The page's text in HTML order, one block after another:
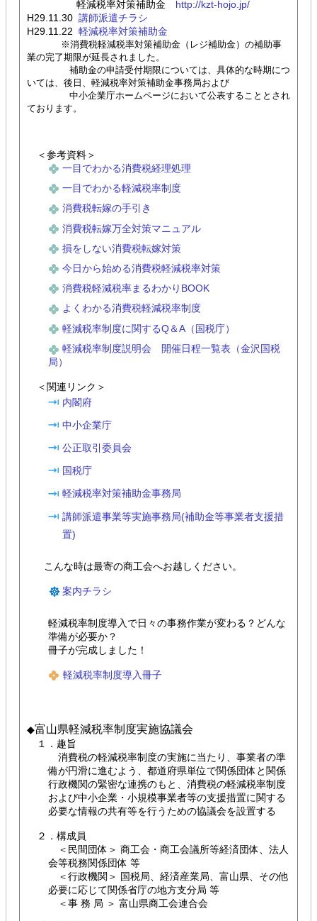
軽減税率対策補助金 http://kzt-hojo.jp/
H29.11.30 講師派遣チラシ
H29.11.22 軽減税率対策補助金
※消費税軽減税率対策補助金（レジ補助金）の補助事
業の完了期限が延長されました。
補助金の申請受付期限については、具体的な時期につ
いては、後日、軽減税率対策補助金事務局および
中小企業庁ホームページにおいて公表することとされ
ております。
＜参考資料＞
一目でわかる消費税経理処理
一目でわかる軽減税率制度
消費税転嫁の手引き
消費税転嫁万全対策マニュアル
損をしない消費税転嫁対策
今日から始める消費税軽減税率対策
消費税軽減税率まるわかりBOOK
よくわかる消費税軽減税率制度
軽減税率制度に関するQ＆A（国税庁）
軽減税率制度説明会 開催日程一覧表（金沢国税
局）
＜関連リンク＞
内閣府
中小企業庁
公正取引委員会
国税庁
軽減税率対策補助金事務局
講師派遣事業等実施事務局(補助金等事業者支援措
置)
こんな時は最寄の商工会へお越しください。
案内チラシ
軽減税率制度導入で日々の事務作業が変わる？どんな
準備が必要か？
冊子が完成しました！
軽減税率制度導入冊子
◆富山県軽減税率制度実施協議会
１．趣旨
消費税の軽減税率制度の実施に当たり、事業者の準
備が円滑に進むよう、都道府県単位で関係団体と関係
行政機関の緊密な連携のもと、消費税の軽減税率制度
および中小企業・小規模事業者等の支援措置に関する
必要な情報の共有等を行うための協議会を設置する
２．構成員
＜民間団体＞ 商工会・商工会議所等経済団体、法人
会等税務関係団体 等
＜行政機関＞ 国税局、経済産業局、富山県、その他
必要に応じて関係省庁の地方支分局 等
＜事 務 局 ＞ 富山県商工会連合会